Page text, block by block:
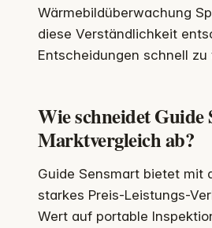
Wärmebildüberwachung
diese Verständlichkeit
Entscheidungen schnell zu
Wie schneidet Guide
Marktvergleich ab?
Guide Sensmart bietet mit
starkes Preis-Leistungs-
Wert auf portable